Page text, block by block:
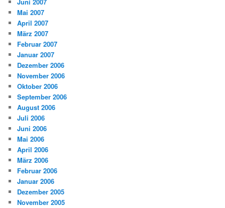
Juni 2007
Mai 2007
April 2007
März 2007
Februar 2007
Januar 2007
Dezember 2006
November 2006
Oktober 2006
September 2006
August 2006
Juli 2006
Juni 2006
Mai 2006
April 2006
März 2006
Februar 2006
Januar 2006
Dezember 2005
November 2005